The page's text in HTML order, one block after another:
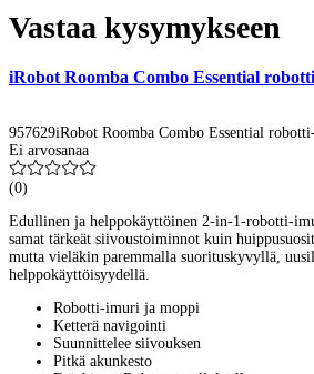
Vastaa kysymykseen
iRobot Roomba Combo Essential
957629iRobot Roomba Combo Essential
Ei arvosanaa
(0)
Edullinen ja helppokäyttöinen 2-in-1-robotti-
samat tärkeät siivoustoiminnot kuin
mutta vieläkin paremmalla suorituskyvyllä,
helppokäyttöisyydellä.
Robotti-imuri ja moppi
Ketterä navigointi
Suunnittelee siivouksen
Pitkä akunkesto